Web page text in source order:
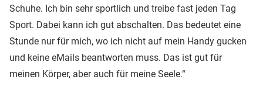
Schuhe. Ich bin sehr sportlich und treibe fast jeden Tag
Sport. Dabei kann ich gut abschalten. Das bedeutet eine
Stunde nur für mich, wo ich nicht auf mein Handy gucken
und keine eMails beantworten muss. Das ist gut für
meinen Körper, aber auch für meine Seele.“